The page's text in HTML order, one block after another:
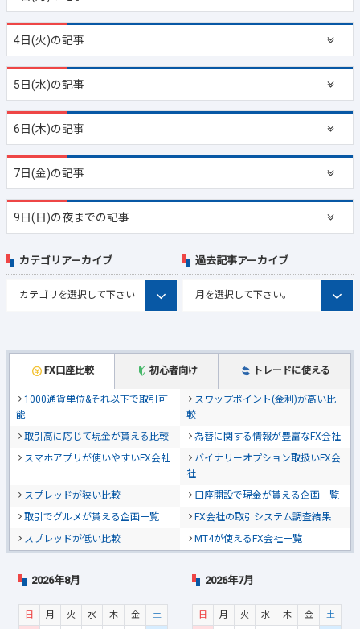
4日(火)の記事
5日(水)の記事
6日(木)の記事
7日(金)の記事
9日(日)の夜までの記事
FX口座比較 初心者向け トレードに使える
1000通貨単位&それ以下で取引可
能
スワップポイント(金利)が高い比
較
取引高に応じて現金が貰える比較
為替に関する情報が豊富なFX会社
スマホアプリが使いやすいFX会社
バイナリーオプション取扱いFX会
社
スプレッドが狭い比較
口座開設で現金が貰える企画一覧
取引でグルメが貰える企画一覧
FX会社の取引システム調査結果
スプレッドが低い比較
MT4が使えるFX会社一覧
カテゴリアーカイブ 過去記事アーカイブ
2026年8月
日 月 火 水 木 金
土
2026年7月
日 月 火 水 木 金
土